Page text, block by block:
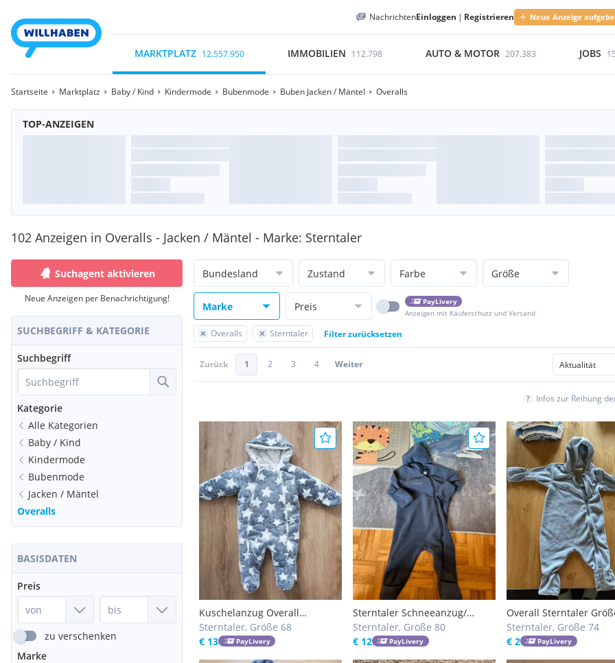
NachrichtenEinloggen | Registrieren Neue Anzeige
MARKTPLATZ 12.557.950 IMMOBILIEN 112.798 AUTO & MOTOR 207.383 JOBS
Startseite Marktplatz Baby / Kind Kindermode Bubenmode Buben Jacken / Mäntel Overalls
TOP-ANZEIGEN
102 Anzeigen in Overalls - Jacken / Mäntel - Marke: Sterntaler
Suchagent aktivieren
Neue Anzeigen per Benachrichtigung!
SUCHBEGRIFF & KATEGORIE
Suchbegriff
Kategorie
Alle Kategorien
Baby / Kind
Kindermode
Bubenmode
Jacken / Mäntel
Overalls
BASISDATEN
Preis
zu verschenken
Marke
Bundesland Zustand Farbe Größe
Marke Preis
PayLivery
Anzeigen mit Käuferschutz und Versand
Overalls Sterntaler Filter zurücksetzen
Zurück 1 2 3 4 Weiter
Infos zur Reihung
Kuschelanzug Overall
Sterntaler Gr. 68
Sterntaler, Größe 68
€ 13
PayLivery
Sterntaler Schneeanzug/
Fleeceanzug Größe 80
Sterntaler, Größe 80
€ 12
PayLivery
Overall Sterntaler
Sterntaler, Größe 74
€ 2
PayLivery